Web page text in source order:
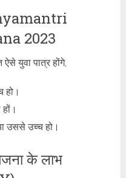
2023
युवा पात्र होंगे,
हो।
उससे उच्च हो।
के लाभ